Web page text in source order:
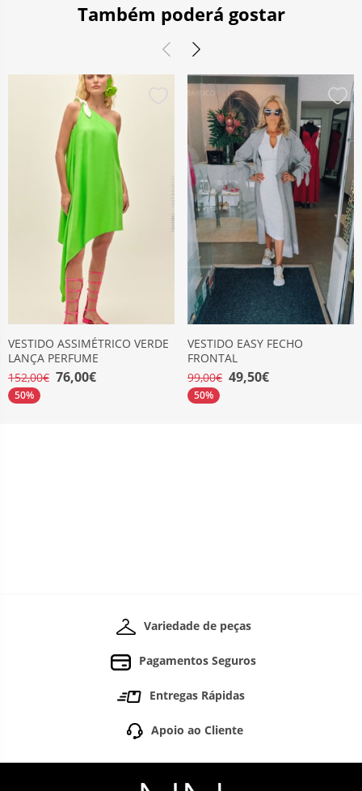
Também poderá gostar
VESTIDO ASSIMÉTRICO VERDE
LANÇA PERFUME
152,00€ 76,00€
50%
VESTIDO EASY FECHO
FRONTAL
99,00€ 49,50€
50%
Variedade de peças
Pagamentos Seguros
Entregas Rápidas
Apoio ao Cliente